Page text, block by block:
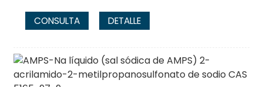
CONSULTA DETALLE